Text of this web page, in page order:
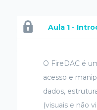
Aula 1 -
O FireDAC é
acesso e
dados,
(visuais e não